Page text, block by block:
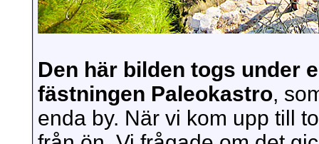
Den här bilden togs under
fästningen Paleokastro,
enda by. När vi kom upp till